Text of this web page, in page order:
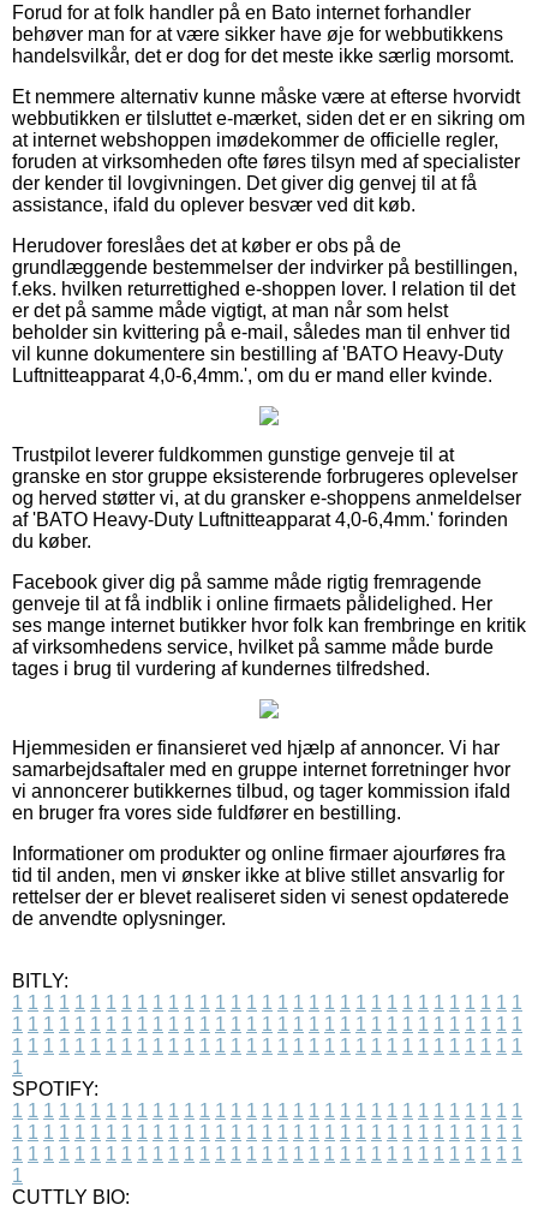
Forud for at folk handler på en Bato internet forhandler
behøver man for at være sikker have øje for webbutikkens
handelsvilkår, det er dog for det meste ikke særlig morsomt.
Et nemmere alternativ kunne måske være at efterse hvorvidt
webbutikken er tilsluttet e-mærket, siden det er en sikring om
at internet webshoppen imødekommer de officielle regler,
foruden at virksomheden ofte føres tilsyn med af specialister
der kender til lovgivningen. Det giver dig genvej til at få
assistance, ifald du oplever besvær ved dit køb.
Herudover foreslåes det at køber er obs på de
grundlæggende bestemmelser der indvirker på bestillingen,
f.eks. hvilken returrettighed e-shoppen lover. I relation til det
er det på samme måde vigtigt, at man når som helst
beholder sin kvittering på e-mail, således man til enhver tid
vil kunne dokumentere sin bestilling af 'BATO Heavy-Duty
Luftnitteapparat 4,0-6,4mm.', om du er mand eller kvinde.
Trustpilot leverer fuldkommen gunstige genveje til at
granske en stor gruppe eksisterende forbrugeres oplevelser
og herved støtter vi, at du gransker e-shoppens anmeldelser
af 'BATO Heavy-Duty Luftnitteapparat 4,0-6,4mm.' forinden
du køber.
Facebook giver dig på samme måde rigtig fremragende
genveje til at få indblik i online firmaets pålidelighed. Her
ses mange internet butikker hvor folk kan frembringe en kritik
af virksomhedens service, hvilket på samme måde burde
tages i brug til vurdering af kundernes tilfredshed.
Hjemmesiden er finansieret ved hjælp af annoncer. Vi har
samarbejdsaftaler med en gruppe internet forretninger hvor
vi annoncerer butikkernes tilbud, og tager kommission ifald
en bruger fra vores side fuldfører en bestilling.
Informationer om produkter og online firmaer ajourføres fra
tid til anden, men vi ønsker ikke at blive stillet ansvarlig for
rettelser der er blevet realiseret siden vi senest opdaterede
de anvendte oplysninger.
BITLY:
1 1 1 1 1 1 1 1 1 1 1 1 1 1 1 1 1 1 1 1 1 1 1 1 1 1 1 1 1 1 1 1 1
1 1 1 1 1 1 1 1 1 1 1 1 1 1 1 1 1 1 1 1 1 1 1 1 1 1 1 1 1 1 1 1 1
1 1 1 1 1 1 1 1 1 1 1 1 1 1 1 1 1 1 1 1 1 1 1 1 1 1 1 1 1 1 1 1 1
1
SPOTIFY:
1 1 1 1 1 1 1 1 1 1 1 1 1 1 1 1 1 1 1 1 1 1 1 1 1 1 1 1 1 1 1 1 1
1 1 1 1 1 1 1 1 1 1 1 1 1 1 1 1 1 1 1 1 1 1 1 1 1 1 1 1 1 1 1 1 1
1 1 1 1 1 1 1 1 1 1 1 1 1 1 1 1 1 1 1 1 1 1 1 1 1 1 1 1 1 1 1 1 1
1
CUTTLY BIO: